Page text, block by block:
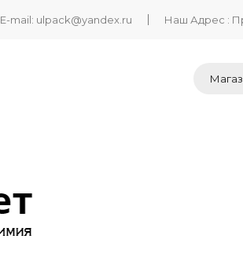
E-mail: ulpack@yandex.ru Наш Адрес :